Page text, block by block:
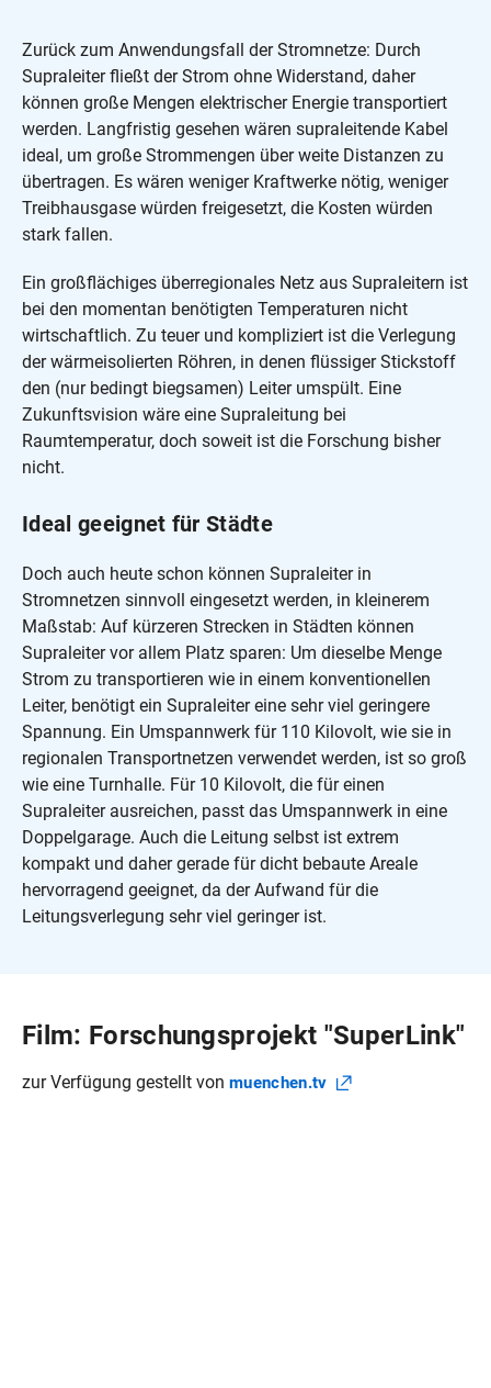
Zurück zum Anwendungsfall der Stromnetze: Durch
Supraleiter fließt der Strom ohne Widerstand, daher
können große Mengen elektrischer Energie transportiert
werden. Langfristig gesehen wären supraleitende Kabel
ideal, um große Strommengen über weite Distanzen zu
übertragen. Es wären weniger Kraftwerke nötig, weniger
Treibhausgase würden freigesetzt, die Kosten würden
stark fallen.
Ein großflächiges überregionales Netz aus Supraleitern ist
bei den momentan benötigten Temperaturen nicht
wirtschaftlich. Zu teuer und kompliziert ist die Verlegung
der wärmeisolierten Röhren, in denen flüssiger Stickstoff
den (nur bedingt biegsamen) Leiter umspült. Eine
Zukunftsvision wäre eine Supraleitung bei
Raumtemperatur, doch soweit ist die Forschung bisher
nicht.
Ideal geeignet für Städte
Doch auch heute schon können Supraleiter in
Stromnetzen sinnvoll eingesetzt werden, in kleinerem
Maßstab: Auf kürzeren Strecken in Städten können
Supraleiter vor allem Platz sparen: Um dieselbe Menge
Strom zu transportieren wie in einem konventionellen
Leiter, benötigt ein Supraleiter eine sehr viel geringere
Spannung. Ein Umspannwerk für 110 Kilovolt, wie sie in
regionalen Transportnetzen verwendet werden, ist so groß
wie eine Turnhalle. Für 10 Kilovolt, die für einen
Supraleiter ausreichen, passt das Umspannwerk in eine
Doppelgarage. Auch die Leitung selbst ist extrem
kompakt und daher gerade für dicht bebaute Areale
hervorragend geeignet, da der Aufwand für die
Leitungsverlegung sehr viel geringer ist.
Film: Forschungsprojekt "SuperLink"
zur Verfügung gestellt von muenchen.tv